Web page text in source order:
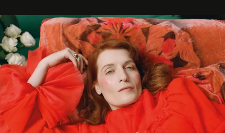
importa si no lo entienden’”, confiesa.